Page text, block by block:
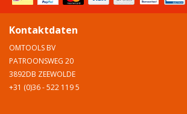
Kontaktdaten
OMTOOLS BV
PATROONSWEG 20
3892DB ZEEWOLDE
+31 (0)36 - 522 119 5